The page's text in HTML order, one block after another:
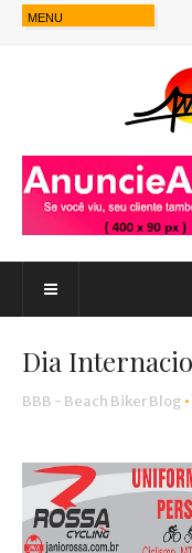
Dia
BBB - Beach Biker Blog •